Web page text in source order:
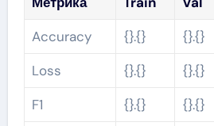
Accuracy
{}.{} {}.{}
Loss
{}.{} {}.{}
F1
{}.{} {}.{}